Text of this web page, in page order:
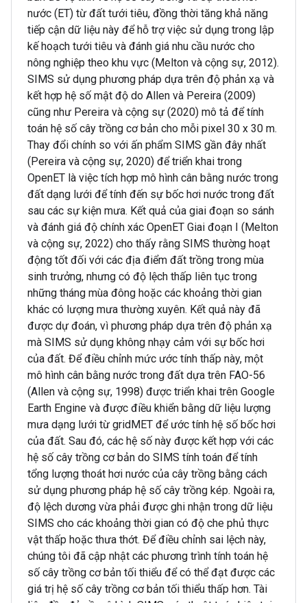
nước (ET) từ đất tưới tiêu, đồng thời tăng khả năng
tiếp cận dữ liệu này để hỗ trợ việc sử dụng trong lập
kế hoạch tưới tiêu và đánh giá nhu cầu nước cho
nông nghiệp theo khu vực (Melton và cộng sự, 2012).
SIMS sử dụng phương pháp dựa trên độ phản xạ và
kết hợp hệ số mật độ do Allen và Pereira (2009)
cũng như Pereira và cộng sự (2020) mô tả để tính
toán hệ số cây trồng cơ bản cho mỗi pixel 30 x 30 m.
Thay đổi chính so với ấn phẩm SIMS gần đây nhất
(Pereira và cộng sự, 2020) để triển khai trong
OpenET là việc tích hợp mô hình cân bằng nước trong
đất dạng lưới để tính đến sự bốc hơi nước trong đất
sau các sự kiện mưa. Kết quả của giai đoạn so sánh
và đánh giá độ chính xác OpenET Giai đoạn I (Melton
và cộng sự, 2022) cho thấy rằng SIMS thường hoạt
động tốt đối với các địa điểm đất trồng trong mùa
sinh trưởng, nhưng có độ lệch thấp liên tục trong
những tháng mùa đông hoặc các khoảng thời gian
khác có lượng mưa thường xuyên. Kết quả này đã
được dự đoán, vì phương pháp dựa trên độ phản xạ
mà SIMS sử dụng không nhạy cảm với sự bốc hơi
của đất. Để điều chỉnh mức ước tính thấp này, một
mô hình cân bằng nước trong đất dựa trên FAO-56
(Allen và cộng sự, 1998) được triển khai trên Google
Earth Engine và được điều khiển bằng dữ liệu lượng
mưa dạng lưới từ gridMET để ước tính hệ số bốc hơi
của đất. Sau đó, các hệ số này được kết hợp với các
hệ số cây trồng cơ bản do SIMS tính toán để tính
tổng lượng thoát hơi nước của cây trồng bằng cách
sử dụng phương pháp hệ số cây trồng kép. Ngoài ra,
độ lệch dương vừa phải được ghi nhận trong dữ liệu
SIMS cho các khoảng thời gian có độ che phủ thực
vật thấp hoặc thưa thớt. Để điều chỉnh sai lệch này,
chúng tôi đã cập nhật các phương trình tính toán hệ
số cây trồng cơ bản tối thiểu để có thể đạt được các
giá trị hệ số cây trồng cơ bản tối thiểu thấp hơn. Tài